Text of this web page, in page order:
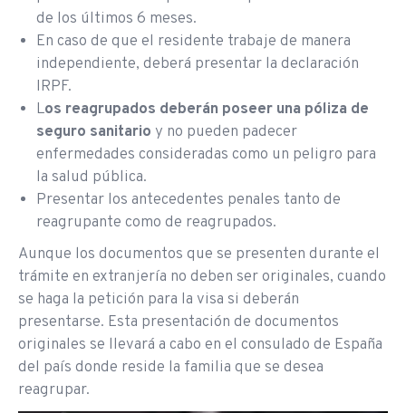
de los últimos 6 meses.
En caso de que el residente trabaje de manera
independiente, deberá presentar la declaración
IRPF.
Los reagrupados deberán poseer una póliza de
seguro sanitario y no pueden padecer
enfermedades consideradas como un peligro para
la salud pública.
Presentar los antecedentes penales tanto de
reagrupante como de reagrupados.
Aunque los documentos que se presenten durante el
trámite en extranjería no deben ser originales, cuando
se haga la petición para la visa si deberán
presentarse. Esta presentación de documentos
originales se llevará a cabo en el consulado de España
del país donde reside la familia que se desea
reagrupar.